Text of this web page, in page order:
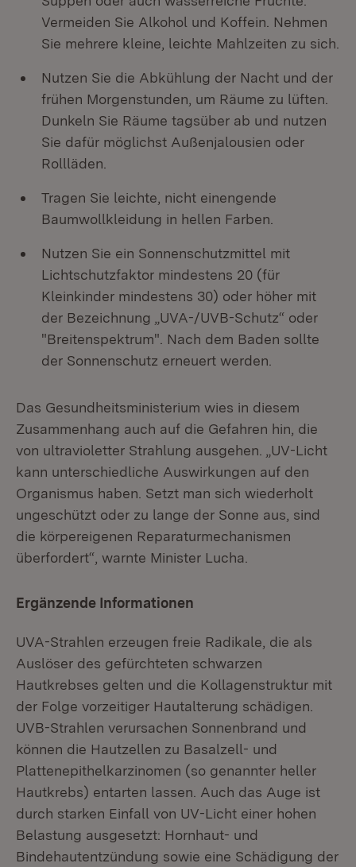
Vermeiden Sie Alkohol und Koffein. Nehmen
Sie mehrere kleine, leichte Mahlzeiten zu sich.
Nutzen Sie die Abkühlung der Nacht und der
frühen Morgenstunden, um Räume zu lüften.
Dunkeln Sie Räume tagsüber ab und nutzen
Sie dafür möglichst Außenjalousien oder
Rollläden.
Tragen Sie leichte, nicht einengende
Baumwollkleidung in hellen Farben.
Nutzen Sie ein Sonnenschutzmittel mit
Lichtschutzfaktor mindestens 20 (für
Kleinkinder mindestens 30) oder höher mit
der Bezeichnung „UVA-/UVB-Schutz“ oder
"Breitenspektrum". Nach dem Baden sollte
der Sonnenschutz erneuert werden.
Das Gesundheitsministerium wies in diesem
Zusammenhang auch auf die Gefahren hin, die
von ultravioletter Strahlung ausgehen. „UV-Licht
kann unterschiedliche Auswirkungen auf den
Organismus haben. Setzt man sich wiederholt
ungeschützt oder zu lange der Sonne aus, sind
die körpereigenen Reparaturmechanismen
überfordert“, warnte Minister Lucha.
Ergänzende Informationen
UVA-Strahlen erzeugen freie Radikale, die als
Auslöser des gefürchteten schwarzen
Hautkrebses gelten und die Kollagenstruktur mit
der Folge vorzeitiger Hautalterung schädigen.
UVB-Strahlen verursachen Sonnenbrand und
können die Hautzellen zu Basalzell- und
Plattenepithelkarzinomen (so genannter heller
Hautkrebs) entarten lassen. Auch das Auge ist
durch starken Einfall von UV-Licht einer hohen
Belastung ausgesetzt: Hornhaut- und
Bindehautentzündung sowie eine Schädigung der